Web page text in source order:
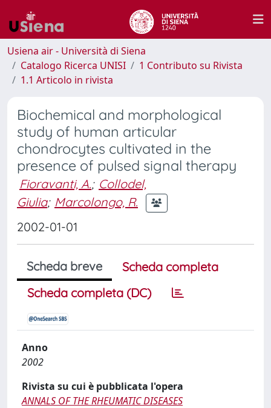
Usiena air - Università di Siena
Catalogo Ricerca UNISI
1 Contributo su Rivista
1.1 Articolo in rivista
Biochemical and morphological
study of human articular
chondrocytes cultivated in the
presence of pulsed signal therapy
Fioravanti, A.; Collodel,
Giulia; Marcolongo, R.
2002-01-01
Scheda breve
Scheda completa
Scheda completa (DC)
Anno
2002
Rivista su cui è pubblicata l'opera
ANNALS OF THE RHEUMATIC DISEASES